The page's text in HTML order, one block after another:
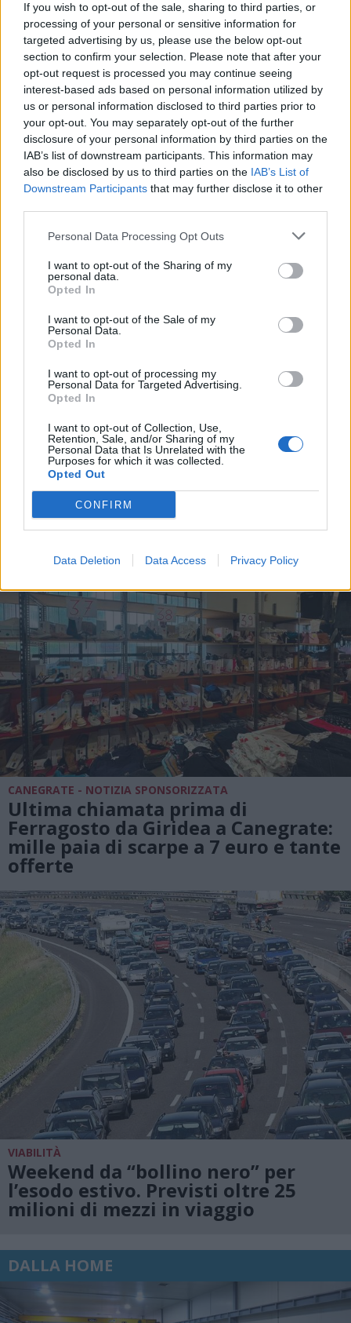
If you wish to opt-out of the sale, sharing to third parties, or
processing of your personal or sensitive information for
targeted advertising by us, please use the below opt-out
section to confirm your selection. Please note that after your
opt-out request is processed you may continue seeing
interest-based ads based on personal information utilized by
us or personal information disclosed to third parties prior to
your opt-out. You may separately opt-out of the further
disclosure of your personal information by third parties on the
IAB’s list of downstream participants. This information may
also be disclosed by us to third parties on the IAB’s List of
Downstream Participants that may further disclose it to other
Personal Data Processing Opt Outs
I want to opt-out of the Sharing of my
personal data.
Opted In
I want to opt-out of the Sale of my
Personal Data.
Opted In
I want to opt-out of processing my
Personal Data for Targeted Advertising.
Opted In
I want to opt-out of Collection, Use,
Retention, Sale, and/or Sharing of my
Personal Data that Is Unrelated with the
Purposes for which it was collected.
Opted Out
CONFIRM
Data Deletion Data Access Privacy Policy
EVENTI
Tra stelle, trekking ed
enogastronomia e notte di San
Lorenzo. Dove vedere le stelle
cadenti in Lombardia
ECONOMIA
L’industria che resiste nell’Alto
Milanese. Spinta dal chimico-
plastico, ma l’export va ancora a
CANEGRATE - NOTIZIA SPONSORIZZATA
Ultima chiamata prima di
Ferragosto da Giridea a Canegrate:
mille paia di scarpe a 7 euro e tante
offerte
VIABILITÀ
Weekend da “bollino nero” per
l’esodo estivo. Previsti oltre 25
milioni di mezzi in viaggio
DALLA HOME